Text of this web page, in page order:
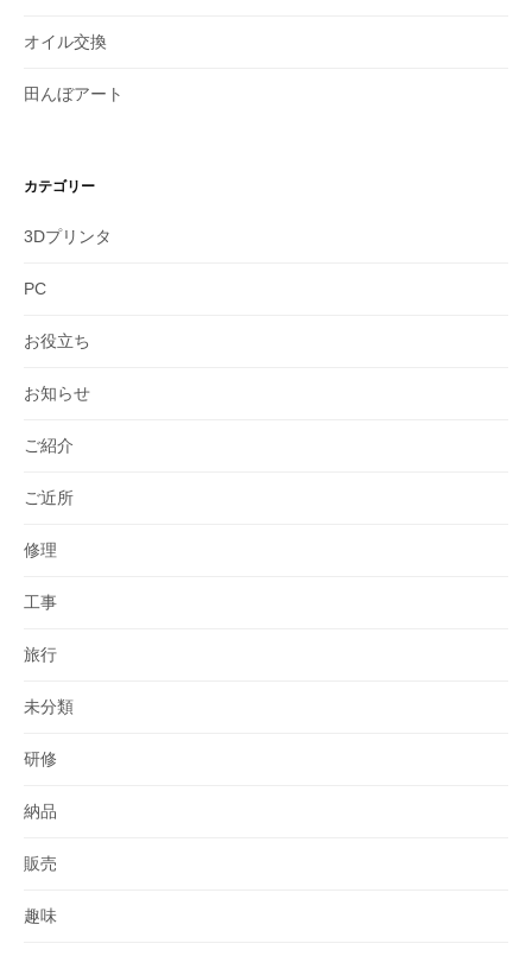
オイル交換
田んぼアート
カテゴリー
3Dプリンタ
PC
お役立ち
お知らせ
ご紹介
ご近所
修理
工事
旅行
未分類
研修
納品
販売
趣味